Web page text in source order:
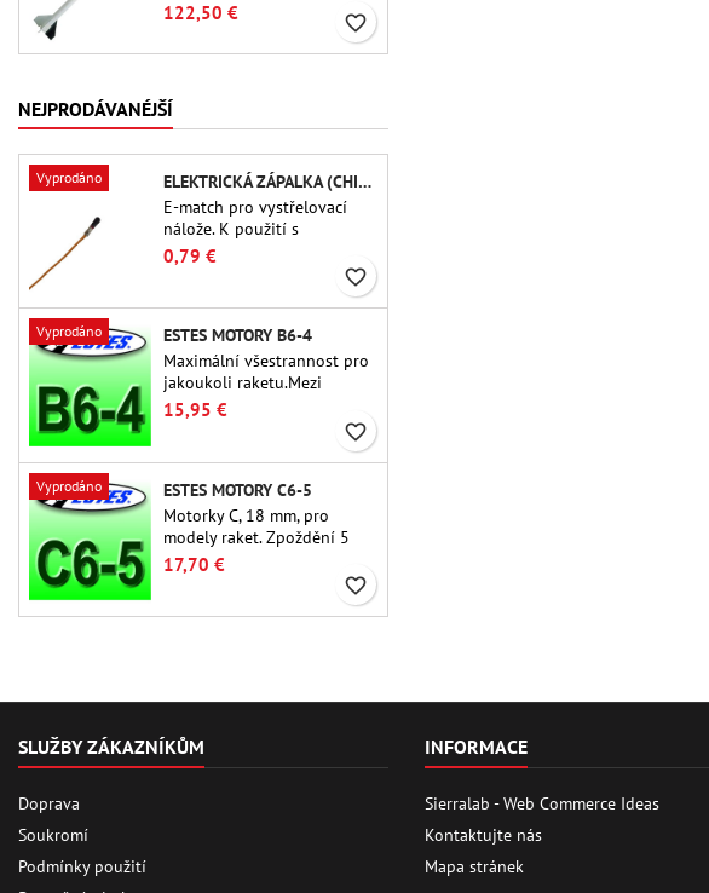
power.A scale replica of a
small in size and peefect to
122,50 € favorite_border
NEJPRODÁVANÉJŠÍ
Vyprodáno
ELEKTRICKÁ ZÁPALKA (CHIP-TYPE)
E-match pro vystřelovací
nálože. K použití s ​​
výškoměry nebo jinými
elektronickými zařízeními.
0,79 €
favorite_border
Vyprodáno
ESTES MOTORY B6-4
Maximální všestrannost pro
jakoukoli raketu.Mezi
nejpoužívanější raketové
motory vůbec patří Estes B6-
4 motor vhodný pro většinu
raket Estes a podobných
raket.
15,95 €
favorite_border
Vyprodáno
ESTES MOTORY C6-5
Motorky C, 18 mm, pro
modely raket. Zpoždění 5
sekund u jednostupňových
raket.
17,70 €
favorite_border
SLUŽBY ZÁKAZNÍKŮM
Doprava
Soukromí
Podmínky použití
INFORMACE
Sierralab - Web Commerce Ideas
Kontaktujte nás
Mapa stránek